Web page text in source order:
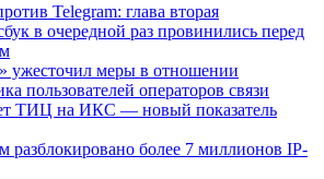
Telegram: глава вторая
в очередной раз провинились перед
ужесточил меры в отношении
пользователей операторов связи
ТИЦ на ИКС — новый показатель
разблокировано более 7 миллионов IP-